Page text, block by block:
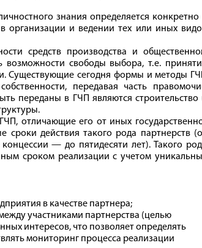
знания определяется конкретно
организации и ведении тех или иных
средств производства и
возможности свободы выбора, т. е.
Существующие сегодня формы и методы
передавая часть
переданы в ГЧП являются строительство
отличающие его от иных
сроки действия такого рода партнерств
— до пятидесяти лет). Такого
сроком реализации с учетом
в качестве партнера;
участниками партнерства (целью
интересов, что позволяет определять
мониторинг процесса реализации